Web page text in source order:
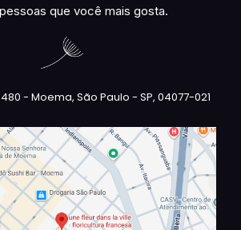
que você mais gosta.
- Moema, São Paulo - SP, 04077-021